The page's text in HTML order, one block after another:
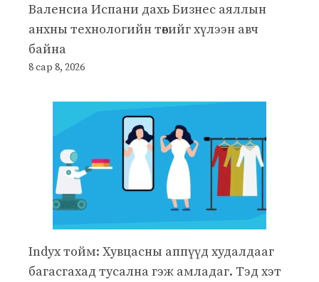
Валенсиа Испани дахь Бизнес аяллын
анхны технологийн төвийг хүлээн авч
байна
8 сар 8, 2026
Indyx тойм: Хувцасны аппүүд худалдааг
багасгахад тусална гэж амладаг. Тэд хэт